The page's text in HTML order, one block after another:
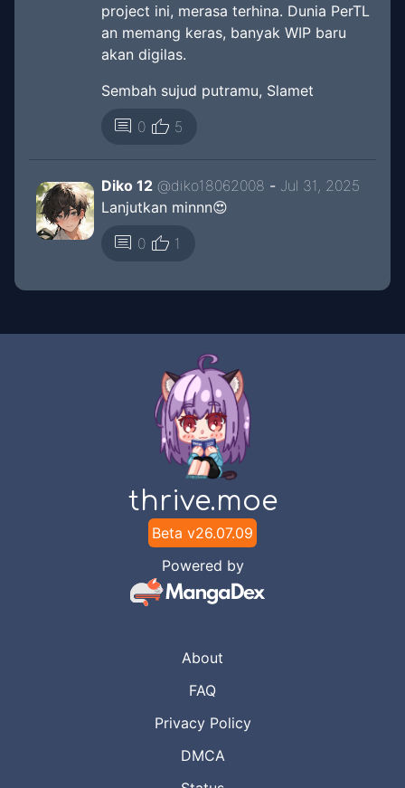
project ini, merasa terhina. Dunia PerTL
an memang keras, banyak WIP baru
akan digilas.
Sembah sujud putramu, Slamet
comment 0 thumb_up 5
Diko 12 @diko18062008 - Jul 31, 2025
Lanjutkan minnn😍
comment 0 thumb_up 1
thrive.moe
Beta v26.07.09
Powered by
About
FAQ
Privacy Policy
DMCA